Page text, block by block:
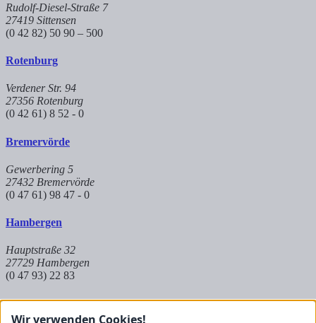
Rudolf-Diesel-Straße 7
27419 Sittensen
(0 42 82) 50 90 – 500
Rotenburg
Verdener Str. 94
27356 Rotenburg
(0 42 61) 8 52 - 0
Bremervörde
Gewerbering 5
27432 Bremervörde
(0 47 61) 98 47 - 0
Hambergen
Hauptstraße 32
27729 Hambergen
(0 47 93) 22 83
Hoya
Wir verwenden Cookies!